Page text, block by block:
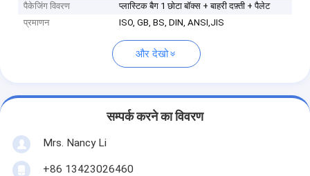
पैकेजिंग विवरण
प्लास्टिक बैग 1 छोटा बॉक्स + बाहरी दफ़्ती + पैलेट
प्रमाणन
ISO, GB, BS, DIN, ANSI,JIS
और देखो
सम्पर्क करने का विवरण
Mrs. Nancy Li
+86 13423026460